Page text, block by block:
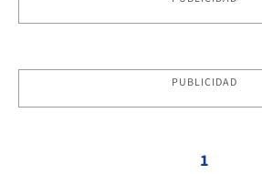
PUBLICIDAD
1